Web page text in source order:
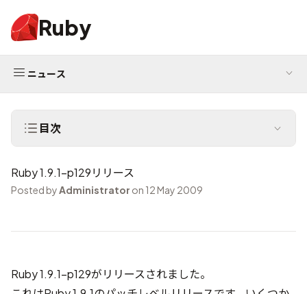
Ruby
ニュース
目次
Ruby 1.9.1-p129リリース
Posted byAdministrator on 12 May 2009
Ruby 1.9.1-p129がリリースされました。